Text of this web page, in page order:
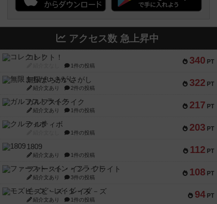
アクセス数 急上昇中
340 PT
コレクト！
1件の投稿
322 PT
無限まちがいさがし
紹介文あり 2件の投稿
217 PT
ガルフストライク
紹介文あり 1件の投稿
203 PT
クルティボ
1件の投稿
112 PT
1809
紹介文あり 1件の投稿
108 PT
ファースト・イン・フライト
紹介文あり 3件の投稿
94 PT
モズビ－ズ・レイダ－ズ
紹介文あり 1件の投稿